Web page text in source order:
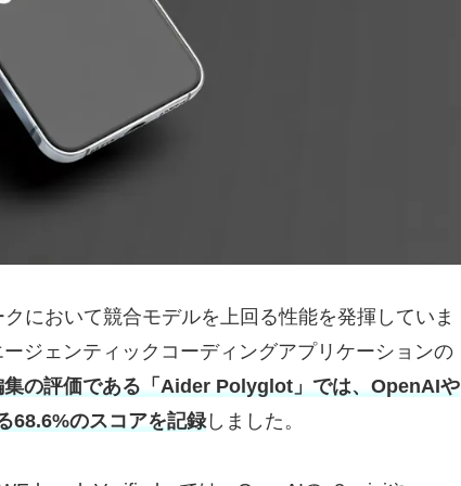
において競合モデルを上回る性能を発揮していま
ジェンティックコーディングアプリケーションの
集の評価である「Aider Polyglot」では、OpenAIや
68.6%のスコアを記録しました。